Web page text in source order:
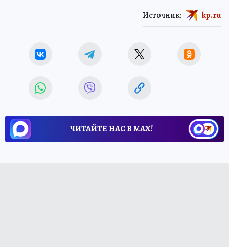
Источник: kp.ru
ЧИТАЙТЕ НАС В МАХ!